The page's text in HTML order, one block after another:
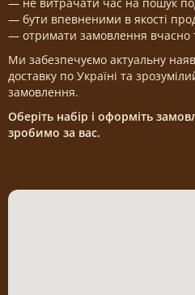
— бути впевненими в якості
— отримати замовлення вчасно
Ми забезпечуємо актуальну
доставку по Україні та
замовлення.
Оберіть набір і оформіть
зробимо за вас.